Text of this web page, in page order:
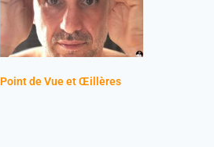
Point de Vue et Œillères